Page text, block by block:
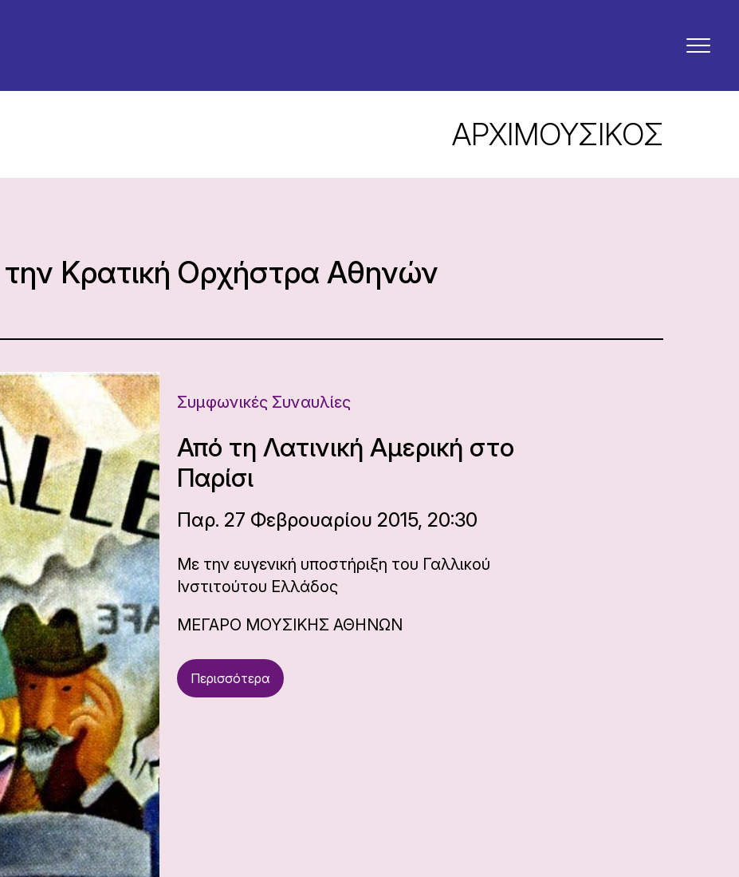
ΑΡΧΙΜΟΥΣΙΚΟΣ
την Κρατική Ορχήστρα Αθηνών
Συμφωνικές Συναυλίες
Από τη Λατινική Αμερική στο
Παρίσι
Παρ. 27 Φεβρουαρίου 2015, 20:30
Με την ευγενική υποστήριξη του Γαλλικού
Ινστιτούτου Ελλάδος
ΜΕΓΑΡΟ ΜΟΥΣΙΚΗΣ ΑΘΗΝΩΝ
Περισσότερα